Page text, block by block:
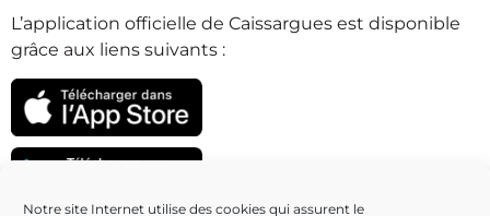
Notre site Internet utilise des cookies qui assurent le
L’application officielle de Caissargues est disponible
grâce aux liens suivants :